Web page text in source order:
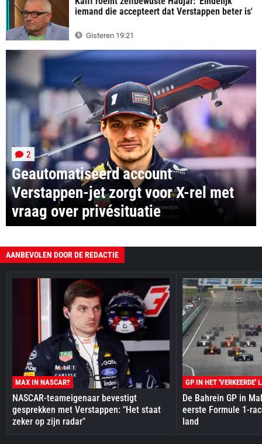
iemand die accepteert dat Verstappen beter is'
Gisteren 19:21
Geautomatiseerd account
Verstappen-jet zorgt voor X-rel met
vraag over privésituatie
2
AANBEVOLEN DOOR DE REDACTIE
MAX IN NASCAR?
NASCAR-teameigenaar bevestigt
gesprekken met Verstappen: "Het staat
zeker op zijn radar"
GP IN HET 'VERKEERDE'
De Bahrein GP in
eerste Formule 1-
land